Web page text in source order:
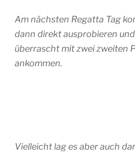
Am nächsten Regatta Tag
dann direkt ausprobieren
überrascht mit zwei zweiten
ankommen.
Vielleicht lag es aber auch